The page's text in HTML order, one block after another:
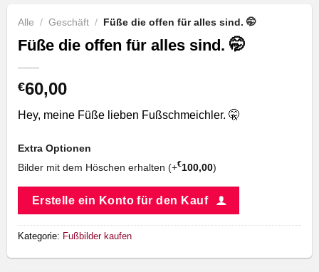
Alle / Geschäft / Füße die offen für alles sind. 🤭
Füße die offen für alles sind. 🤭
€60,00
Hey, meine Füße lieben Fußschmeichler. 🤫
Extra Optionen
Bilder mit dem Höschen erhalten (+€100,00)
Erstelle ein Konto für den Kauf
Kategorie: Fußbilder kaufen